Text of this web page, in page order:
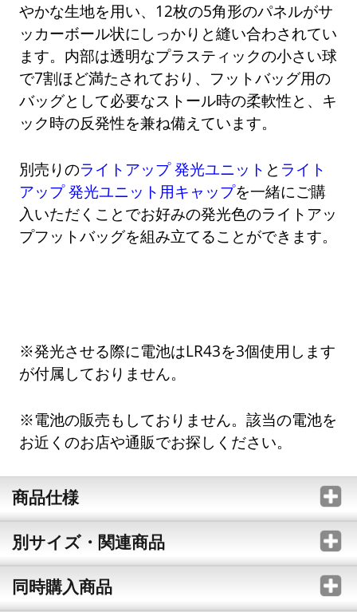
やかな生地を用い、12枚の5角形のパネルがサ
ッカーボール状にしっかりと縫い合わされてい
ます。内部は透明なプラスティックの小さい球
で7割ほど満たされており、フットバッグ用の
バッグとして必要なストール時の柔軟性と、キ
ック時の反発性を兼ね備えています。
別売りのライトアップ 発光ユニット と ライト
アップ 発光ユニット用キャップを一緒にご購
入いただくことでお好みの発光色のライトアッ
プフットバッグを組み立てることができます。
※発光させる際に電池はLR43を3個使用します
が付属しておりません。
※電池の販売もしておりません。該当の電池を
お近くのお店や通販でお探しください。
商品仕様
別サイズ・関連商品
同時購入商品